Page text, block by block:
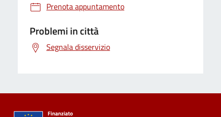
Prenota appuntamento
Problemi in città
Segnala disservizio